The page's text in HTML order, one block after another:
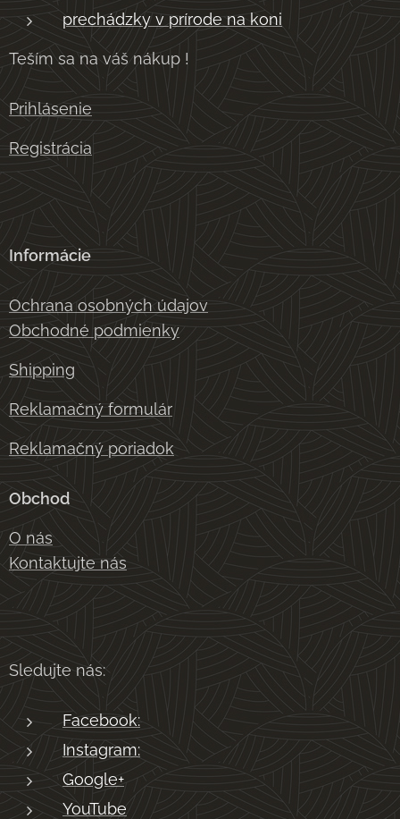
prechádzky v prírode na koni
Teším sa na váš nákup !
Prihlásenie
Registrácia
Informácie
Ochrana osobných údajov
Obchodné podmienky
Shipping
Reklamačný formulár
Reklamačný poriadok
Obchod
O nás
Kontaktujte nás
Sledujte nás:
Facebook:
Instagram:
Google+
YouTube